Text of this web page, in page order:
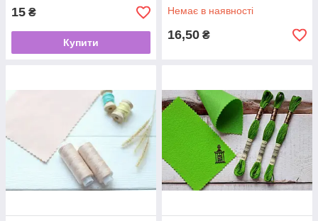
15 ₴
Купити
Немає в наявності
16,50 ₴